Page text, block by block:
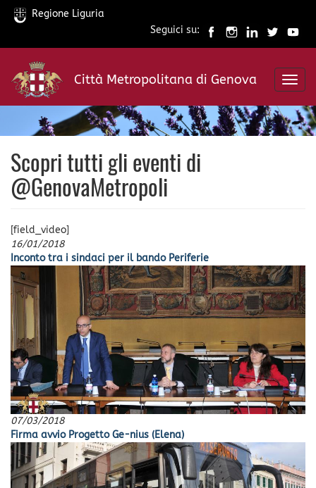
Salta
contenuto
principale
Regione Liguria
Seguici su:
Città Metropolitana di Genova
Scopri tutti gli eventi di
@GenovaMetropoli
[field_video]
16/01/2018
Inconto tra i sindaci per il bando Periferie
07/03/2018
Firma avvio Progetto Ge-nius (Elena)